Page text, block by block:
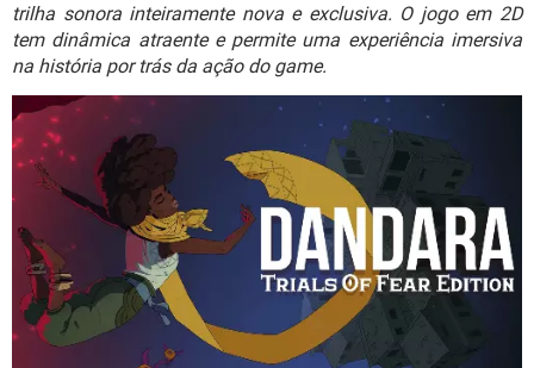
trilha sonora inteiramente nova e exclusiva. O jogo em 2D
tem dinâmica atraente e permite uma experiência imersiva
na história por trás da ação do game.